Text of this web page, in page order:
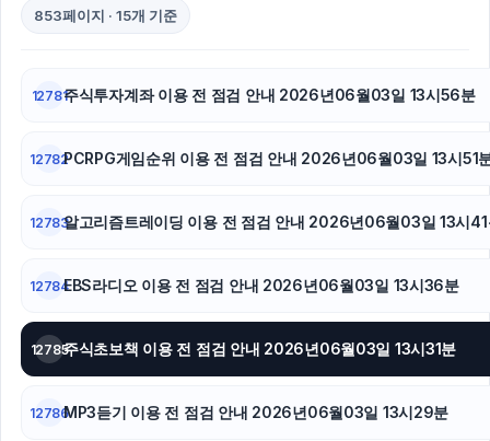
아고다할인코드
야구반티
김해이혼전문변호사
부산휴대폰성지
853페이지 · 15개 기준
12781주식투자계좌 이용 전 점검 안내 2026년06월03일 13시56분
12782PCRPG게임순위 이용 전 점검 안내 2026년06월03일 13시51
12783알고리즘트레이딩 이용 전 점검 안내 2026년06월03일 13시41
12784EBS라디오 이용 전 점검 안내 2026년06월03일 13시36분
12785주식초보책 이용 전 점검 안내 2026년06월03일 13시31분
12786MP3듣기 이용 전 점검 안내 2026년06월03일 13시29분